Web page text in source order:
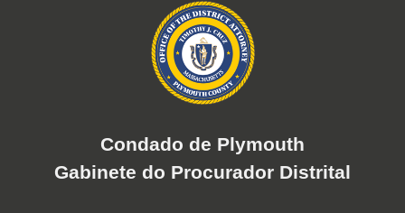
Condado de Plymouth
Gabinete do Procurador Distrital